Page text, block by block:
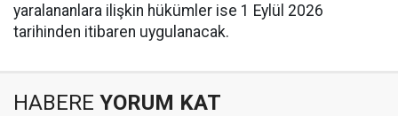
yaralananlara ilişkin hükümler ise 1 Eylül 2026
tarihinden itibaren uygulanacak.
HABERE YORUM KAT